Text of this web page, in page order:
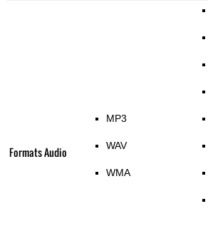
Formats Audio
MP3
WAV
WMA